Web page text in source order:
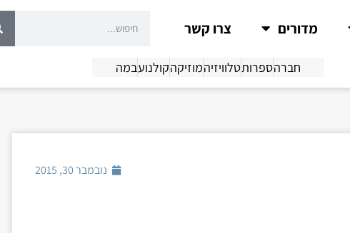
מדורים צרו קשר
חברהספרותטלוויזיהמוזיקהקולנועבמה
נובמבר 30, 2015